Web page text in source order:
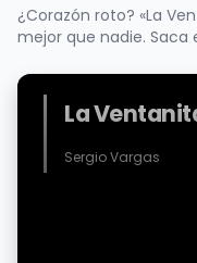
¿Corazón roto? «La
mejor que nadie.
La
Sergio Vargas